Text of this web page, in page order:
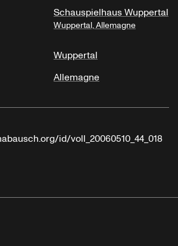
Schauspielhaus Wuppertal
Wuppertal, Allemagne
Wuppertal
Allemagne
id/voll_20060510_44_018